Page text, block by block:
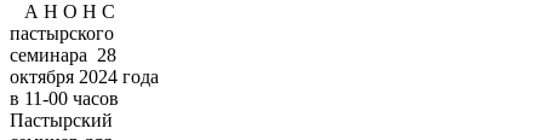
А Н О Н С
пастырского
семинара 28
октября 2024 года
в 11-00 часов
Пастырский